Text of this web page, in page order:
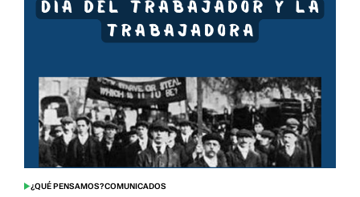
POSTED
¿QUÉ PENSAMOS?COMUNICADOS